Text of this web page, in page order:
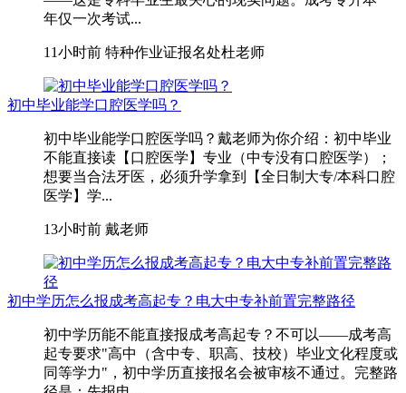
年仅一次考试...
11小时前 特种作业证报名处杜老师
初中毕业能学口腔医学吗？
初中毕业能学口腔医学吗？戴老师为你介绍：初中毕业
不能直接读【口腔医学】专业（中专没有口腔医学）；
想要当合法牙医，必须升学拿到【全日制大专/本科口腔
医学】学...
13小时前 戴老师
初中学历怎么报成考高起专？电大中专补前置完整路径
初中学历能不能直接报成考高起专？不可以——成考高
起专要求"高中（含中专、职高、技校）毕业文化程度或
同等学力"，初中学历直接报名会被审核不通过。完整路